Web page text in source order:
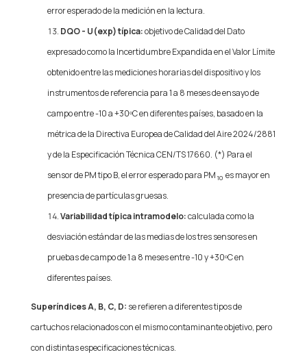
error esperado de la medición en la lectura.
DQO - U(exp) típica:objetivo de Calidad del Dato
expresado como la Incertidumbre Expandida en el Valor Límite
obtenido entre las mediciones horarias del dispositivo y los
instrumentos de referencia para 1 a 8 meses de ensayo de
campo entre -10 a +30ºC en diferentes países, basado en la
métrica de la Directiva Europea de Calidad del Aire 2024/2881
y de la Especificación Técnica CEN/TS 17660. (*) Para el
sensor de PM tipo B, el error esperado para PM 10 es mayor en
presencia de partículas gruesas.
Variabilidad típica intramodelo:calculada como la
desviación estándar de las medias de los tres sensores en
pruebas de campo de 1 a 8 meses entre -10 y +30ºC en
diferentes países.
Superíndices A, B, C, D: se refieren a diferentes tipos de
cartuchos relacionados con el mismo contaminante objetivo, pero
con distintas especificaciones técnicas.